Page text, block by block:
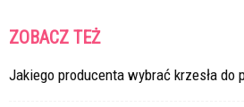
ZOBACZ TEŻ
Jakiego producenta wybrać krzesła do